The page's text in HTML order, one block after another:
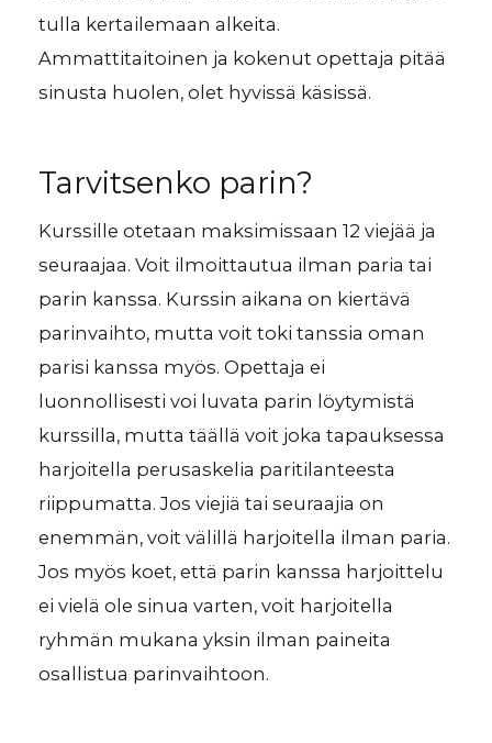
tulla kertailemaan alkeita.
Ammattitaitoinen ja kokenut opettaja pitää
sinusta huolen, olet hyvissä käsissä.
Tarvitsenko parin?
Kurssille otetaan maksimissaan 12 viejää ja
seuraajaa. Voit ilmoittautua ilman paria tai
parin kanssa. Kurssin aikana on kiertävä
parinvaihto, mutta voit toki tanssia oman
parisi kanssa myös. Opettaja ei
luonnollisesti voi luvata parin löytymistä
kurssilla, mutta täällä voit joka tapauksessa
harjoitella perusaskelia paritilanteesta
riippumatta. Jos viejiä tai seuraajia on
enemmän, voit välillä harjoitella ilman paria.
Jos myös koet, että parin kanssa harjoittelu
ei vielä ole sinua varten, voit harjoitella
ryhmän mukana yksin ilman paineita
osallistua parinvaihtoon.